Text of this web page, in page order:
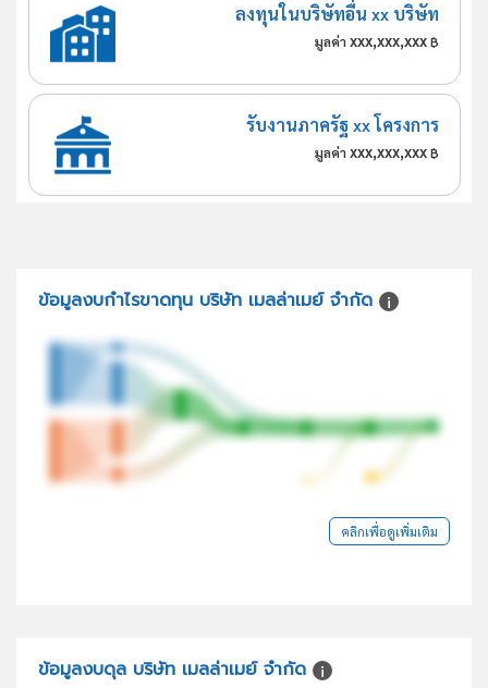
ลงทุนในบริษัทอื่น xx บริษัท
มูลค่า xxx,xxx,xxx ฿
รับงานภาครัฐ xx โครงการ
มูลค่า xxx,xxx,xxx ฿
ข้อมูลงบกำไรขาดทุน บริษัท เมลล่าเมย์ จำกัด
คลิกเพื่อดูเพิ่มเติม
ข้อมูลงบดุล บริษัท เมลล่าเมย์ จำกัด